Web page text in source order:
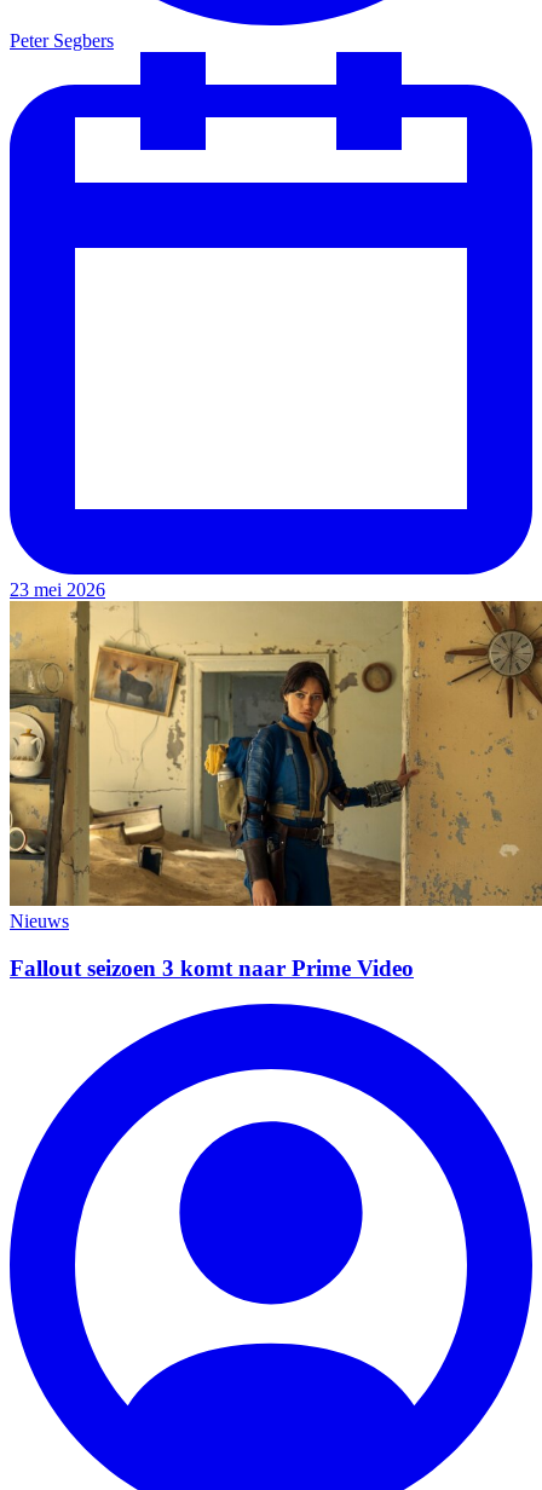
Peter Segbers
23 mei 2026
Nieuws
Fallout seizoen 3 komt naar Prime Video